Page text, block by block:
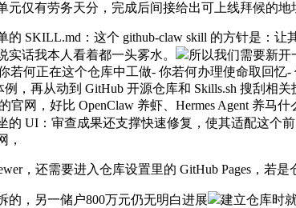
元仅有劳务天分，完成后间接给出可上线拜候的地
SKILL.md：这个 github-claw skill 的方针是：让
实话我本人看着都一头雾水。
所以我们需要新开
若何正在这个仓库中工做- 你若何办理使命取回
例，再从动到 GitHub 开源仓库和 Skills.sh 搜刮
官网，好比 OpenClaw 养虾、Hermes Agent 养
的 UI：审查成果还支撑快速修复，使其适配这个
，
，还需要进入仓库设置里的 GitHub Pages，若是
，另一储户800万元仍无明白进展
建立仓库时